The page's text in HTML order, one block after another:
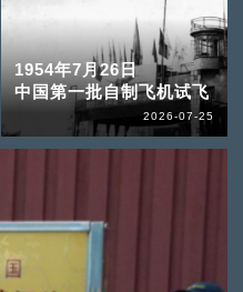
1954年7月26日
中国第一批自制飞机试飞
2026-07-25